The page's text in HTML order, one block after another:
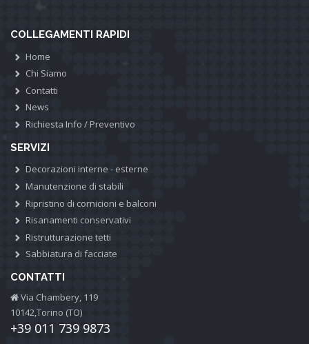
COLLEGAMENTI RAPIDI
Home
Chi Siamo
Contatti
News
Richiesta Info / Preventivo
SERVIZI
Decorazioni interne - esterne
Manutenzione di stabili
Ripristino di cornicioni e balconi
Risanamenti conservativi
Ristrutturazione tetti
Sabbiatura di facciate
CONTATTI
Via Chambery, 119
10142,Torino (TO)
+39 011 739 9873